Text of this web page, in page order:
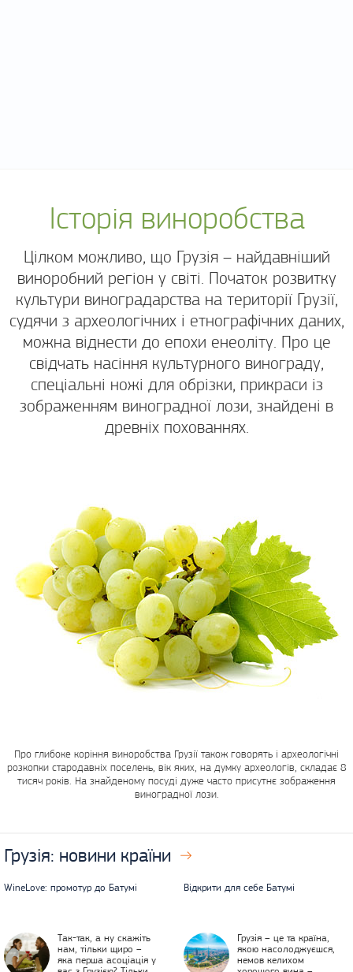
Історія виноробства
Цілком можливо, що Грузія – найдавніший
виноробний регіон у світі. Початок розвитку
культури виноградарства на території Грузії,
судячи з археологічних і етнографічних даних,
можна віднести до епохи енеоліту. Про це
свідчать насіння культурного винограду,
спеціальні ножі для обрізки, прикраси із
зображенням виноградної лози, знайдені в
древніх похованнях.
Про глибоке коріння виноробства Грузії також говорять і археологічні
розкопки стародавніх поселень, вік яких, на думку археологів, складає 8
тисяч років. На знайденому посуді дуже часто присутнє зображення
виноградної лози.
Грузія: новини країни
WineLove: промотур до Батумі
Так-так, а ну скажіть
нам, тільки щиро –
яка перша асоціація у
Відкрити для себе Батумі
Грузія – це та країна,
якою насолоджуєшся,
немов келихом